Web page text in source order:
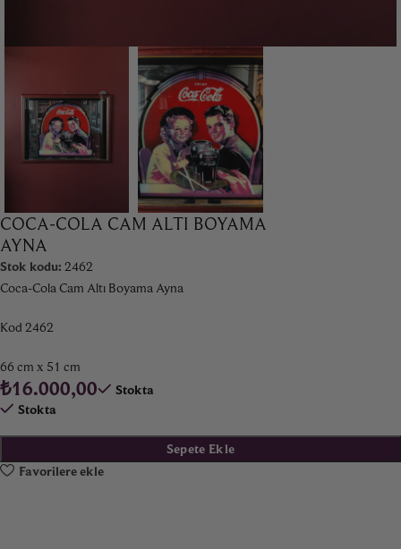
COCA-COLA CAM ALTI BOYAMA
AYNA
Stok kodu: 2462
Coca-Cola Cam Altı Boyama Ayna
Kod 2462
66 cm x 51 cm
₺16.000,00
Stokta
Stokta
Sepete Ekle
Favorilere ekle